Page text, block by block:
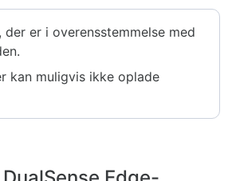
der er i overensstemmelse med
kan muligvis ikke oplade